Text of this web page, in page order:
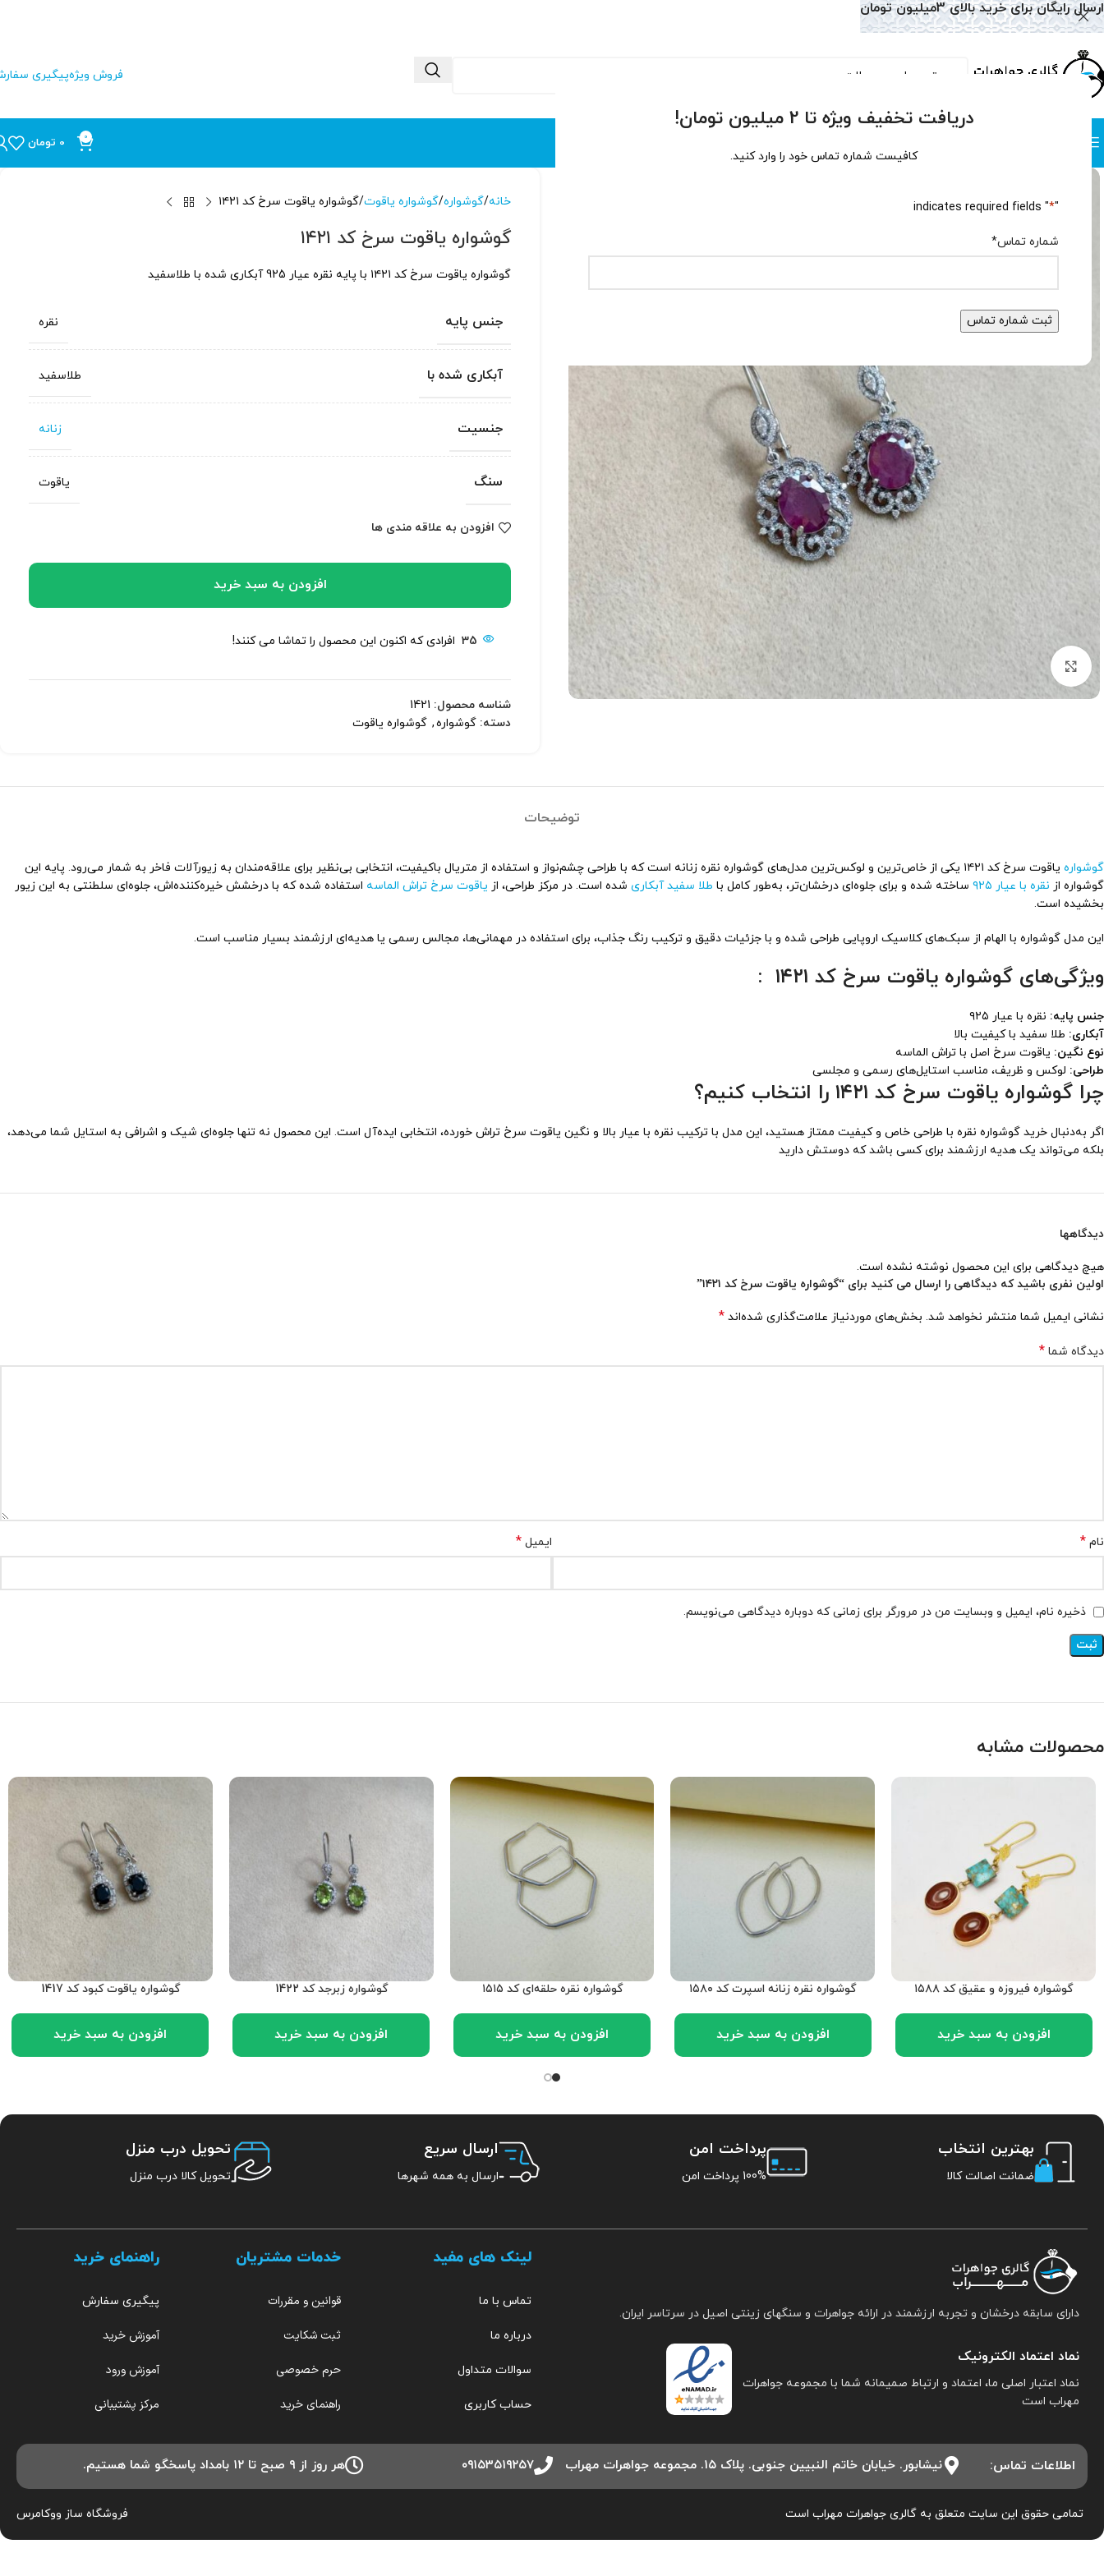
دریافت تخفیف ویژه تا 2 میلیون تومان!
کافیست شماره تماس خود را وارد کنید.
"
*
" indicates required fields
شماره تماس*
فروش ویژهپیگیری
0
0 تومان
برای بزرگنمایی کلیک کنید
خانه گوشواره گوشواره یاقوت گوشواره یاقوت سرخ کد ۱۴۲۱
گوشواره یاقوت سرخ کد ۱۴۲۱
گوشواره یاقوت سرخ کد ۱۴۲۱ با پایه نقره عیار 925 آبکاری شده با طلاسفید
جنس پایه نقره
آبکاری شده با طلاسفید
جنسیت زنانه
سنگ یاقوت
افزودن به علاقه مندی ها
افزودن به سبد خرید
35 افرادی که اکنون این محصول را تماشا می کنند!
شناسه محصول: 1421
دسته: گوشواره, گوشواره یاقوت
توضیحات
گوشواره
یاقوت سرخ کد ۱۴۲۱ یکی از خاص‌ترین و لوکس‌ترین مدل‌های گوشواره نقره زنانه است که با طراحی چشم‌نواز و استفاده از متریال باکیفیت، انتخابی بی‌نظیر برای علاقه‌مندان به زیورآلات فاخر به شمار می‌رود. پایه این
گوشواره از نقره با عیار ۹۲۵ ساخته شده و برای جلوه‌ای درخشان‌تر، به‌طور کامل با طلا سفید آبکاری شده است. در مرکز طراحی، از یاقوت سرخ تراش الماسه استفاده شده که با درخشش خیره‌کننده‌اش، جلوه‌ای سلطنتی به این زیور
بخشیده است.
این مدل گوشواره با الهام از سبک‌های کلاسیک اروپایی طراحی شده و با جزئیات دقیق و ترکیب رنگ جذاب، برای استفاده در مهمانی‌ها، مجالس رسمی یا هدیه‌ای ارزشمند بسیار مناسب است.
ویژگی‌های گوشواره یاقوت سرخ کد ۱۴۲۱ :
جنس پایه: نقره با عیار ۹۲۵
آبکاری: طلا سفید با کیفیت بالا
نوع نگین: یاقوت سرخ اصل با تراش الماسه
طراحی: لوکس و ظریف، مناسب استایل‌های رسمی و مجلسی
چرا گوشواره یاقوت سرخ کد ۱۴۲۱ را انتخاب کنیم؟
اگر به‌دنبال خرید گوشواره نقره با طراحی خاص و کیفیت ممتاز هستید، این مدل با ترکیب نقره با عیار بالا و نگین یاقوت سرخ تراش خورده، انتخابی ایده‌آل است. این محصول نه تنها جلوه‌ای شیک و اشرافی به استایل شما می‌دهد،
بلکه می‌تواند یک هدیه ارزشمند برای کسی باشد که دوستش دارید
دیدگاهها
هیچ دیدگاهی برای این محصول نوشته نشده است.
اولین نفری باشید که دیدگاهی را ارسال می کنید برای “گوشواره یاقوت سرخ کد ۱۴۲۱”
نشانی ایمیل شما منتشر نخواهد شد. بخش‌های موردنیاز علامت‌گذاری شده‌اند *
دیدگاه شما *
نام * ایمیل *
ذخیره نام، ایمیل و وبسایت من در مرورگر برای زمانی که دوباره دیدگاهی می‌نویسم.
محصولات مشابه
گوشواره فیروزه و عقیق کد ۱۵۸۸
افزودن به سبد خرید
گوشواره نقره زنانه اسپرت کد ۱۵۸۰
افزودن به سبد خرید
گوشواره نقره حلقه‌ای کد ۱۵۱۵
افزودن به سبد خرید
گوشواره زبرجد کد 1422
افزودن به سبد خرید
گوشواره یاقوت کبود کد 1417
افزودن به سبد خرید
بهترین انتخاب
ضمانت اصالت کالا
پرداخت امن
100% پرداخت امن
ارسال سریع
ارسال به همه شهرها
تحویل درب منزل
تحویل کالا درب منزل
دارای سابقه درخشان و تجربه ارزشمند در ارائه جواهرات و سنگهای زینتی اصیل در سرتاسر ایران.
نماد اعتماد الکترونیک
نماد اعتبار اصلی ما، اعتماد و ارتباط صمیمانه شما با مجموعه جواهرات
مهراب است
لینک های مفید
تماس با ما
درباره ما
سوالات متداول
حساب کاربری
خدمات مشتریان
قوانین و مقررات
ثبت شکایت
حرم خصوصی
راهنمای خرید
راهنمای خرید
پیگیری سفارش
آموزش خرید
آموزش ورود
مرکز پشتیبانی
اطلاعات تماس: نیشابور. خیابان خاتم النبیین جنوبی. پلاک ۱۵. مجموعه جواهرات مهراب ۰۹۱۵۳۵۱۹۲۵۷ هر روز از ۹ صبح تا ۱۲ بامداد پاسخگو شما هستیم.
تمامی حقوق این سایت متعلق به گالری جواهرات مهراب است فروشگاه ساز ووکامرس
ارسال رایگان برای خرید بالای 3میلیون تومان